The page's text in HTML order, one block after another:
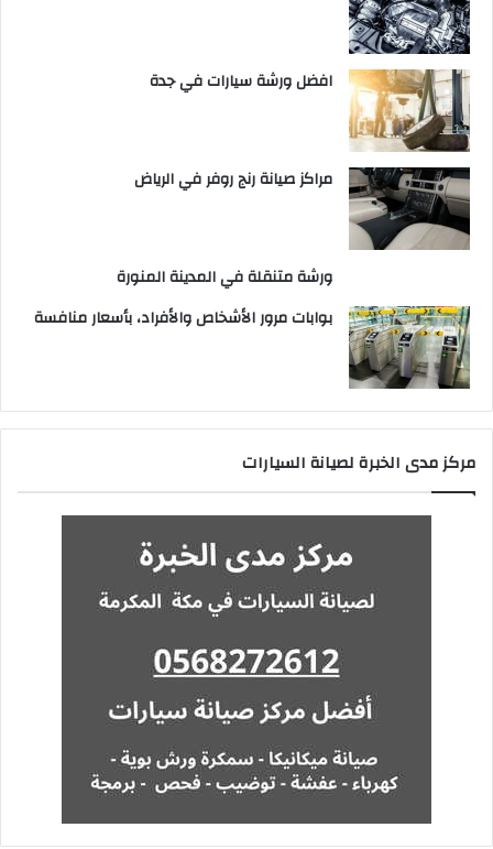
افضل ورشة سيارات في جدة
مراكز صيانة رنج روفر في الرياض
ورشة متنقلة في المدينة المنورة
بوابات مرور الأشخاص والأفراد، بأسعار منافسة
مركز مدى الخبرة لصيانة السيارات